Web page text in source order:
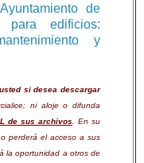
de
para edificios:
y
si desea descargar
ni aloje o difunda
de sus archivos . En su
perderá el acceso a sus
la oportunidad a otros de